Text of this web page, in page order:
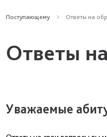
Поступающему Ответы на
Ответы
Уважаемые